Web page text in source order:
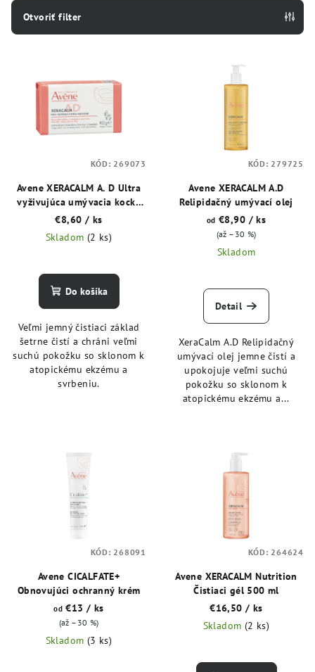
p
Otvoriť filter
Avene XERACALM A. D Ultra
vyživujúca umývacia kocka
100 g
€8,60 / ks
Skladom (2 ks)
Do košíka
Veľmi jemný čistiaci základ
šetrne čistí a chráni veľmi
suchú pokožku so sklonom k
atopickému ekzému a
svrbeniu.
KÓD: 269073
Avene XERACALM A.D
Relipidačný umývací olej
od €8,90 / ks
(až –30 %)
Skladom
Detail
XeraCalm A.D Relipidačný
umývací olej jemne čistí a
upokojuje veľmi suchú
pokožku so sklonom k
atopickému ekzému a...
KÓD: 279725
Avene CICALFATE+
Obnovujúci ochranný krém
od €13/ ks
(až –30 %)
Skladom (3 ks)
KÓD: 268091
Avene XERACALM Nutrition
Čistiaci gél 500 ml
€16,50/ ks
Skladom (2 ks)
KÓD: 264624